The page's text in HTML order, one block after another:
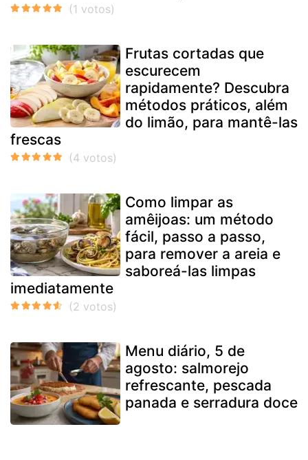
Frutas cortadas que
escurecem
rapidamente? Descubra
métodos práticos, além
do limão, para mantê-las
frescas
Como limpar as
amêijoas: um método
fácil, passo a passo,
para remover a areia e
saboreá-las limpas
imediatamente
Menu diário, 5 de
agosto: salmorejo
refrescante, pescada
panada e serradura doce